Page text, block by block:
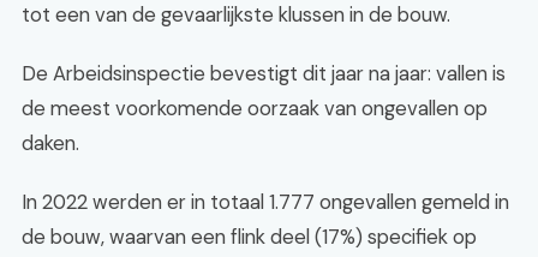
tot een van de gevaarlijkste klussen in de bouw.
De Arbeidsinspectie bevestigt dit jaar na jaar: vallen is
de meest voorkomende oorzaak van ongevallen op
daken.
In 2022 werden er in totaal 1.777 ongevallen gemeld in
de bouw, waarvan een flink deel (17%) specifiek op